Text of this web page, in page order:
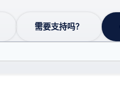
需要支持吗？